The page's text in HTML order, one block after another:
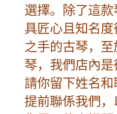
選擇。除了這
具匠心且知名
之手的古琴，
琴，我們店內
請你留下姓名
提前聯係我們